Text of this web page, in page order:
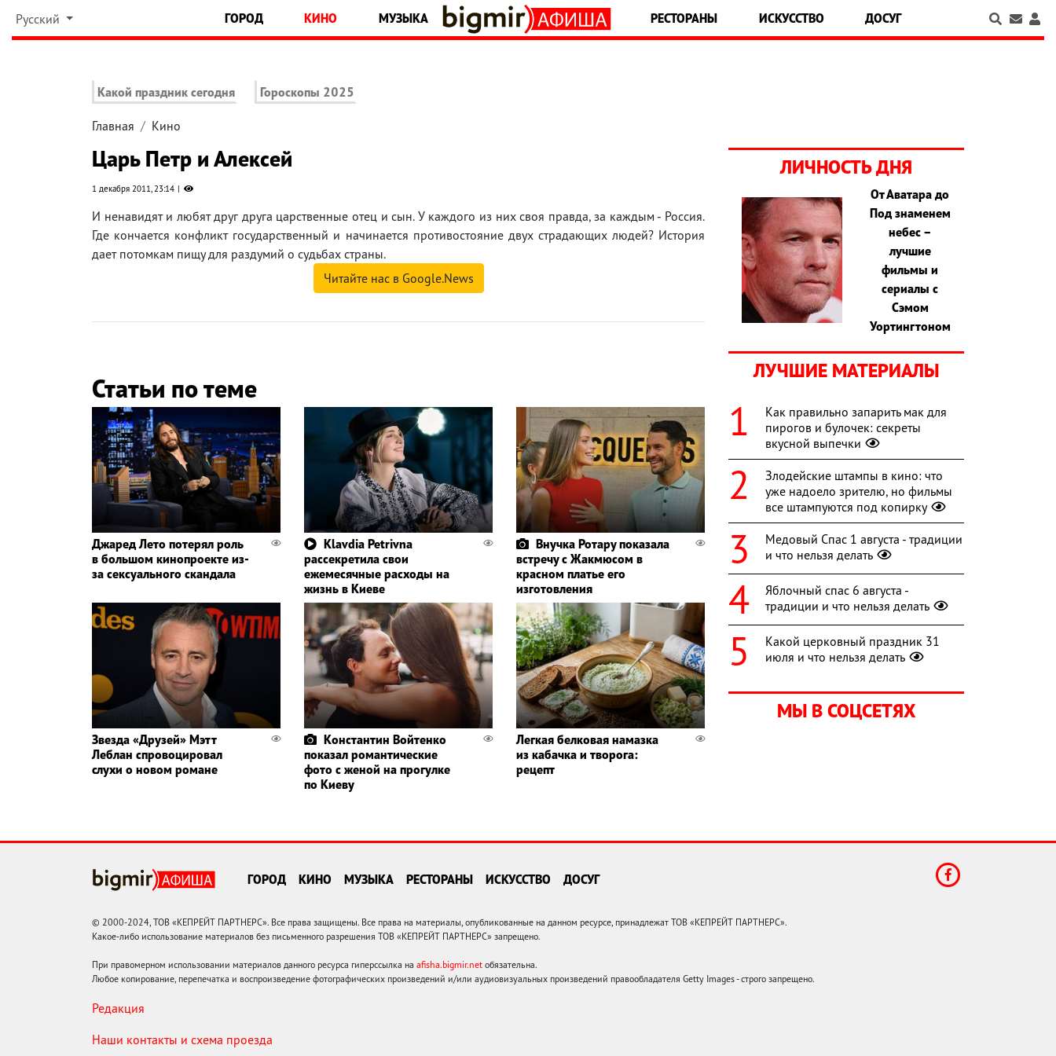
Русский ГОРОД КИНО МУЗЫКА РЕСТОРАНЫ ИСКУССТВО ДОСУГ
Какой праздник сегодня Гороскопы 2025
Главная Кино
Царь Петр и Алексей
1 декабря 2011, 23:14
И ненавидят и любят друг друга царственные отец и сын. У каждого из них своя правда, за каждым - Россия.
Где кончается конфликт государственный и начинается противостояние двух страдающих людей? История
дает потомкам пищу для раздумий о судьбах страны.
Читайте нас в Google.News
Статьи по теме
Джаред Лето потерял роль
в большом кинопроекте из-
за сексуального скандала
Klavdia Petrivna
рассекретила свои
ежемесячные расходы на
жизнь в Киеве
Внучка Ротару показала
встречу с Жакмюсом в
красном платье его
изготовления
Звезда «Друзей» Мэтт
Леблан спровоцировал
слухи о новом романе
Константин Войтенко
показал романтические
фото с женой на прогулке
по Киеву
Легкая белковая намазка
из кабачка и творога:
рецепт
ЛИЧНОСТЬ ДНЯ
От Аватара до
Под знаменем
небес –
лучшие
фильмы и
сериалы с
Сэмом
Уортингтоном
ЛУЧШИЕ МАТЕРИАЛЫ
Как правильно запарить мак для
пирогов и булочек: секреты
вкусной выпечки
Злодейские штампы в кино: что
уже надоело зрителю, но фильмы
все штампуются под копирку
Медовый Спас 1 августа - традиции
и что нельзя делать
Яблочный спас 6 августа -
традиции и что нельзя делать
Какой церковный праздник 31
июля и что нельзя делать
МЫ В СОЦСЕТЯХ
ГОРОД КИНО МУЗЫКА РЕСТОРАНЫ ИСКУССТВО ДОСУГ
© 2000-2024, ТОВ «КЕПРЕЙТ ПАРТНЕРС». Все права защищены. Все права на материалы, опубликованные на данном ресурсе, принадлежат ТОВ «КЕПРЕЙТ ПАРТНЕРС».
Какое-либо использование материалов без письменного разрешения ТОВ «КЕПРЕЙТ ПАРТНЕРС» запрещено.
При правомерном использовании материалов данного ресурса гиперссылка на afisha.bigmir.net обязательна.
Любое копирование, перепечатка и воспроизведение фотографических произведений и/или аудиовизуальных произведений правообладателя Getty Images - строго запрещено.
Редакция
Наши контакты и схема проезда